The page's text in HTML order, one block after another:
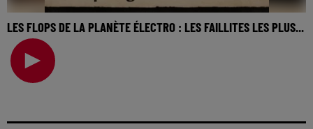
LES FLOPS DE LA PLANÈTE ÉLECTRO : LES FAILLITES LES PLUS...
La music story du jour c’est celle des flops de la planète
électro… Ce qui a commencé comme une cult